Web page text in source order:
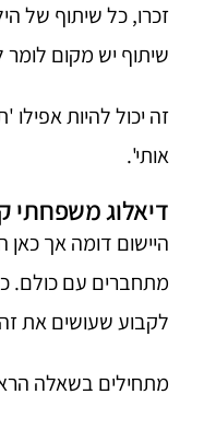
זכרו, כל שיתוף של
שיתוף יש מקום
זה יכול להיות
אותי'.
דיאלוג משפחתי
היישום דומה אך
מתחברים עם כולם.
לקבוע שעושים את
מתחילים בשאלה